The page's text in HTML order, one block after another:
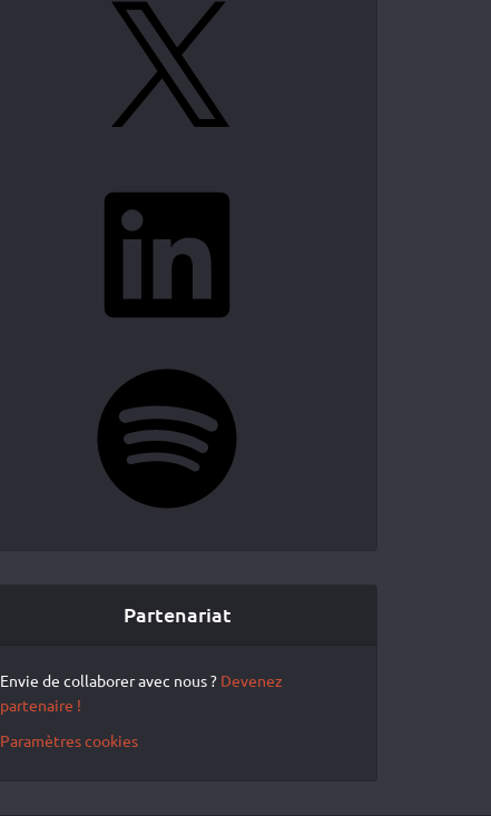
Partenariat
Envie de collaborer avec nous ? Devenez
partenaire !
Paramètres cookies